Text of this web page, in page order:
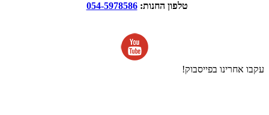
טלפון החנות:054-5978586
עקבו אחרינו בפייסבוק!